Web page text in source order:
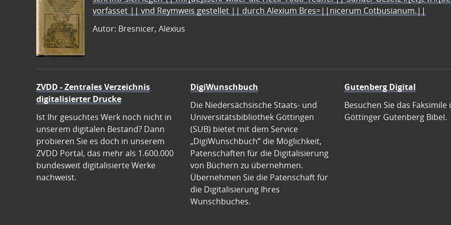
vorfasset || vnd Reymweis gestellet || durch Alexium Bres=||nicerum Cotbusianum.||
Autor: Bresnicer, Alexius
ZVDD - Zentrales Verzeichnis
digitalisierter Drucke
Ist Ihr gesuchtes Werk noch nicht in
unserem digitalen Bestand? Dann
probieren Sie es doch in unserem
ZVDD Portal, das mehr als 1.600.000
bundesweit digitalisierte Werke
nachweist.
DigiWunschbuch
Die Niedersächsische Staats- und
Universitätsbibliothek Göttingen
(SUB) bietet mit dem Service
„DigiWunschbuch” die Möglichkeit,
Patenschaften für die Digitalisierung
von Büchern zu übernehmen.
Übernehmen Sie die Patenschaft für
die Digitalisierung Ihres
Wunschbuches.
Gutenberg Digital
Besuchen Sie das Faksimile
Göttinger Gutenberg Bibel.